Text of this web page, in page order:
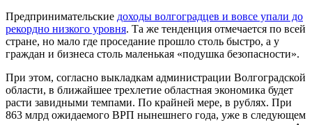
Предпринимательские доходы волгоградцев и вовсе упали до
рекордно низкого уровня. Та же тенденция отмечается по всей
стране, но мало где проседание прошло столь быстро, а у
граждан и бизнеса столь маленькая «подушка безопасности».
При этом, согласно выкладкам администрации Волгоградской
области, в ближайшее трехлетие областная экономика будет
расти завидными темпами. По крайней мере, в рублях. При
863 млрд ожидаемого ВРП нынешнего года, уже в следующем